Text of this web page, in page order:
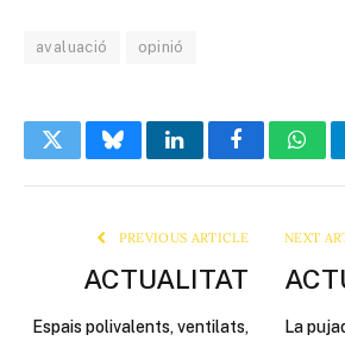
avaluació opinió
TwitterBlueskyLinkedInFacebook
PREVIOUS ARTICLE
ACTUALITAT
Espais polivalents, ventilats,
NEXT
La